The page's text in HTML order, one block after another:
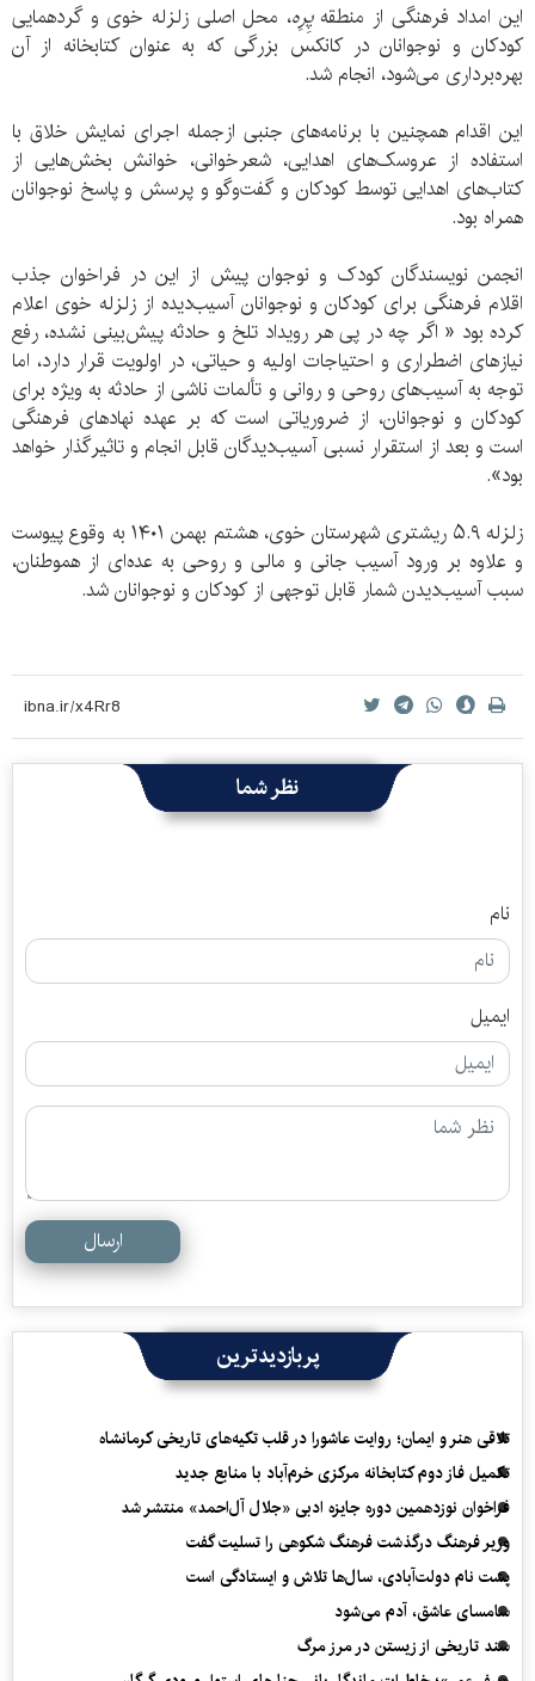
این امداد فرهنگی از منطقهپِرِه، محل اصلی زلزله خوی و گردهمایی
کودکان و نوجوانان در کانکس بزرگی که به عنوان کتابخانه از آن
بهره‌برداری می‌شود، انجام شد.
این اقدام همچنین با برنامه‌های جنبی ازجمله اجرای نمایش خلاق با
استفاده از عروسک‌های اهدایی، شعرخوانی، خوانش بخش‌هایی از
کتاب‌های اهدایی توسط کودکان و گفت‌وگو و پرسش و پاسخ نوجوانان
همراه بود.
انجمن نویسندگان کودک و نوجوان پیش از این در فراخوان جذب
اقلام فرهنگی برای کودکان و نوجوانان آسیب‌دیده از زلزله خوی اعلام
کرده بود « اگر چه در پی هر رویداد تلخ و حادثه پیش‌بینی نشده، رفع
نیازهای اضطراری و احتیاجات اولیه و حیاتی، در اولویت قرار دارد، اما
توجه به آسیب‌های روحی و روانی و تألمات ناشی از حادثه به ویژه برای
کودکان و نوجوانان، از ضروریاتی است که بر عهده‌ نهادهای فرهنگی
است و بعد از استقرار نسبی آسیب‌دیدگان قابل انجام و تاثیرگذار خواهد
بود».
زلزله‌ ۵.۹ ریشتری شهرستان خوی، هشتم بهمن ١۴٠١ به وقوع پیوست
و علاوه بر ورود آسیب جانی و مالی و روحی به عده‌ای از هموطنان،
سبب آسیب‌دیدن شمار قابل توجهی از کودکان و نوجوانان شد.
نظر شما
نام
ایمیل
ارسال
پربازدیدترین
تلاقی هنر و ایمان؛ روایت عاشورا در قلب تکیه‌های تاریخی کرمانشاه
تکمیل فاز دوم کتابخانه مرکزی خرم‌آباد با منابع جدید
فراخوان نوزدهمین دوره جایزه ادبی «جلال آل‌احمد» منتشر شد
وزیر فرهنگ درگذشت فرهنگ شکوهی را تسلیت گفت
پشت نام دولت‌آبادی، سال‌ها تلاش و ایستادگی است
سامسای عاشق، آدم می‌شود
سند تاریخی از زیستن در مرز مرگ